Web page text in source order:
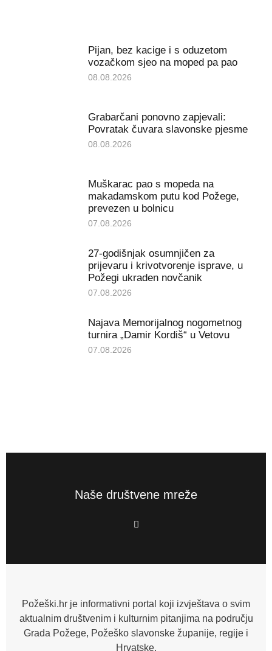
Pijan, bez kacige i s oduzetom
vozačkom sjeo na moped pa pao
08.08.2026
Grabarčani ponovno zapjevali:
Povratak čuvara slavonske pjesme
08.08.2026
Muškarac pao s mopeda na
makadamskom putu kod Požege,
prevezen u bolnicu
07.08.2026
27-godišnjak osumnjičen za
prijevaru i krivotvorenje isprave, u
Požegi ukraden novčanik
07.08.2026
Najava Memorijalnog nogometnog
turnira „Damir Kordiš“ u Vetovu
07.08.2026
Naše društvene mreže
F
a
o
f
Požeški.hr je informativni portal koji izvještava o svim
aktualnim društvenim i kulturnim pitanjima na području
Grada Požege, Požeško slavonske županije, regije i
Hrvatske.